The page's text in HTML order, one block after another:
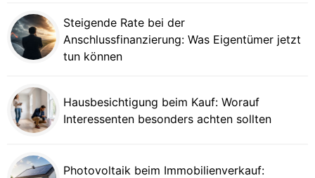
Steigende Rate bei der
Anschlussfinanzierung: Was Eigentümer jetzt
tun können
Hausbesichtigung beim Kauf: Worauf
Interessenten besonders achten sollten
Photovoltaik beim Immobilienverkauf: